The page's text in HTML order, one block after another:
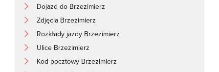
Dojazd do Brzezimierz
Zdjęcia Brzezimierz
Rozkłady jazdy Brzezimierz
Ulice Brzezimierz
Kod pocztowy Brzezimierz